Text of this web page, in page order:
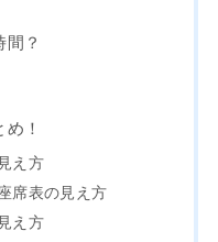
？
！
え方
席表の見え方
え方